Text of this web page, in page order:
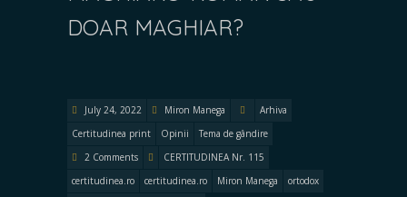
DOAR MAGHIAR?
July 24, 2022 Miron Manega
Arhiva
Certitudinea print
Opinii
Tema de gândire
2 Comments
CERTITUDINEA Nr. 115
certitudinea.ro
certitudinea.ro Miron Manega
ortodox